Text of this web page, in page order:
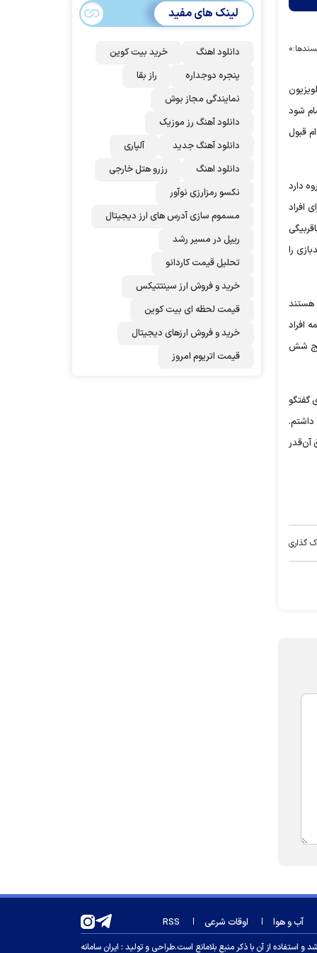
۰
شود
قبول
دارد
افراد
را
هستند
افراد
پنج شش
گفتگو
داشتم.
آ‌ن‌قدر
گذاری
می‌شود؟!
لینک های مفید
دانلود اهنگ
خرید بیت کوین
پنجره دوجداره
راز بقا
نمایندگی مجاز بوش
دانلود آهنگ رز‌ موزیک
دانلود آهنگ جدید
آلپاری
دانلود اهنگ
رزرو هتل خارجی
نکسو رمزارزی نوآور
مسموم سازی آدرس های ارز دیجیتال
ریپل در مسیر رشد
تحلیل قیمت کاردانو
خرید و فروش ارز سینتتیکس
قیمت لحظه ای بیت کوین
خرید و فروش ارزهای دیجیتال
قیمت اتریوم امروز
آب و هوا اوقات شرعی RSS
استفاده از آن با ذکر منبع بلامانع است.طراحی و تولید : ایران سامانه